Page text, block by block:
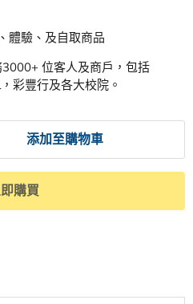
體驗、及自取商品
位客人及商戶，包括
彩豐行及各大校院。
添加至購物車
購買